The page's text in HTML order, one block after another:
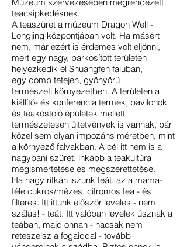
teacsipkedésnek.
A teaszüret a múzeum Dragon Well -
Longjing központjában volt. Ha másért
nem, már ezért is érdemes volt eljönni,
mert egy nagy, parkosított területen
helyezkedik el Shuangfen faluban,
egy domb tetején, gyönyörű
természeti környezetben. A területen a
kiállító- és konferencia termek, pavilonok
és teakóstoló épületek mellett
természetesen ültetvények is vannak, bár
közel sem olyan impozáns méretben, mint
a környező falvakban. A cél itt nem is a
nagybani szüret, inkább a teakultúra
megismertetése és megszerettetése.
Ha nagy ritkán iszunk teát, az a mama-
féle cukros/mézes, citromos tea - és
filteres. Itt ittunk először leveles - nem
szálas! - teát. Itt valóban levelek úsznak a
teában, majd onnan - hacsak nem
reteszelsz a fogaiddal - tovább